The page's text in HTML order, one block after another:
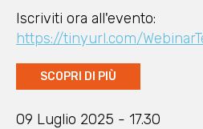
Iscriviti ora all'evento:
https://tinyurl.com/
SCOPRI DI PIÙ
09 Luglio 2025 - 17.30